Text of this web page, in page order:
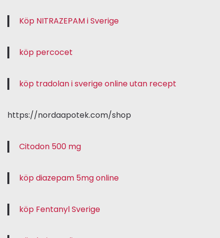
Köp NITRAZEPAM i Sverige
köp percocet
köp tradolan i sverige online utan recept
https://nordaapotek.com/shop
Citodon 500 mg
köp diazepam 5mg online
köp Fentanyl Sverige